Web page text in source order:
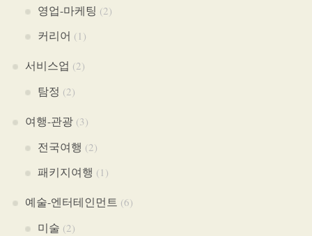
영업-마케팅 (2)
커리어 (1)
서비스업 (2)
탐정 (2)
여행-관광(3)
전국여행 (2)
패키지여행 (1)
예술-엔터테인먼트 (6)
미술 (2)